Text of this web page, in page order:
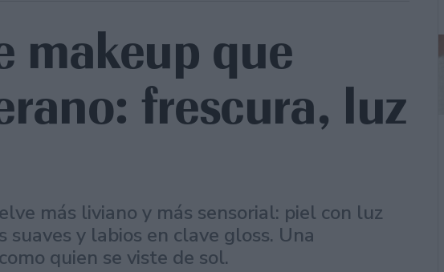
makeup que
frescura, luz
más liviano y más sensorial: piel con luz
suaves y labios en clave gloss. Una
quien se viste de sol.